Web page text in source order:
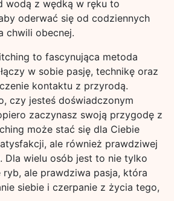
wodą z wędką w ręku to
oderwać się od codziennych
chwili obecnej.
to fascynująca metoda
w sobie pasję, technikę oraz
kontaktu z przyrodą.
czy jesteś doświadczonym
zaczynasz swoją przygodę z
może stać się dla Ciebie
ale również prawdziwej
Dla wielu osób jest to nie tylko
ryb, ale prawdziwa pasja, która
siebie i czerpanie z życia tego,